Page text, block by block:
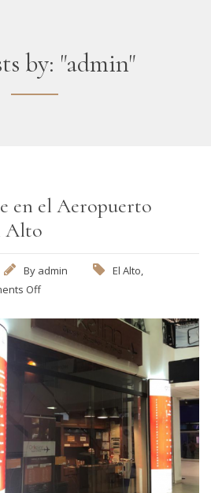
by: "admin"
en el Aeropuerto
Alto
By admin El Alto,
Off